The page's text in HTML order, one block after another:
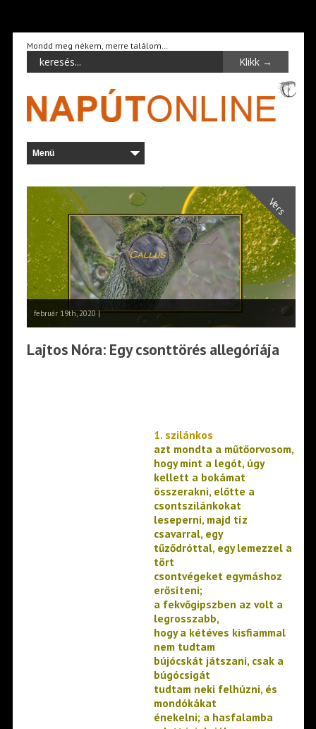
Mondd meg nékem, merre találom…
Vers
február 19th, 2020 |
Lajtos Nóra: Egy csonttörés allegóriája
1. szilánkos
azt mondta a műtőorvosom,
hogy mint a legót, úgy
kellett a bokámat
összerakni, előtte a
csontszilánkokat
leseperni, majd tíz
csavarral, egy
tűződróttal, egy lemezzel a
tört
csontvégeket egymáshoz
erősíteni;
a fekvőgipszben az volt a
legrosszabb,
hogy a kétéves kisfiammal
nem tudtam
bújócskát játszani, csak a
búgócsigát
tudtam neki felhúzni, és
mondókákat
énekelni; a hasfalamba